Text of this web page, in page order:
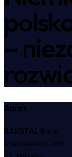
–
Adres
RAKSTAL II s.c.
Stanisławice 266